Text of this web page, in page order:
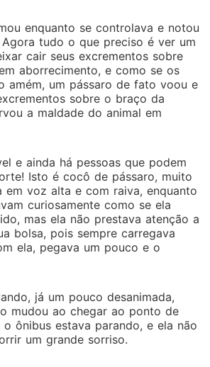
enquanto se controlava e notou
tudo o que preciso é ver um
cair seus excrementos sobre
aborrecimento, e como se os
amém, um pássaro de fato voou e
sobre o braço da
a maldade do animal em
e ainda há pessoas que podem
Isto é cocô de pássaro, muito
em voz alta e com raiva, enquanto
curiosamente como se ela
mas ela não prestava atenção a
bolsa, pois sempre carregava
ela, pegava um pouco e o
já um pouco desanimada,
mudou ao chegar ao ponto de
o ônibus estava parando, e ela não
um grande sorriso.